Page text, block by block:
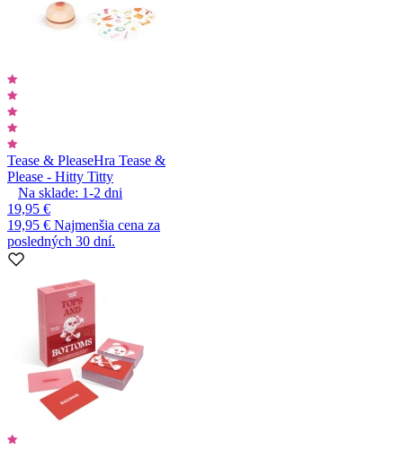
Tease & PleaseHra Tease &
Please - Hitty Titty
Na sklade: 1-2 dni
19,95 €
19,95 € Najmenšia cena za
posledných 30 dní.